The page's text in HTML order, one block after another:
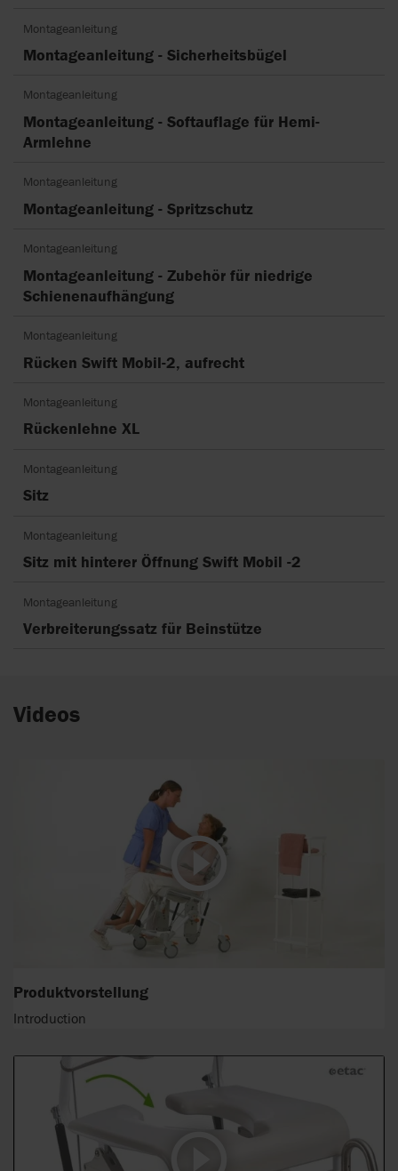
Montageanleitung
Montageanleitung - Sicherheitsbügel
Montageanleitung
Montageanleitung - Softauflage für Hemi-
Armlehne
Montageanleitung
Montageanleitung - Spritzschutz
Montageanleitung
Montageanleitung - Zubehör für niedrige
Schienenaufhängung
Montageanleitung
Rücken Swift Mobil-2, aufrecht
Montageanleitung
Rückenlehne XL
Montageanleitung
Sitz
Montageanleitung
Sitz mit hinterer Öffnung Swift Mobil -2
Montageanleitung
Verbreiterungssatz für Beinstütze
Videos
Produktvorstellung
Introduction